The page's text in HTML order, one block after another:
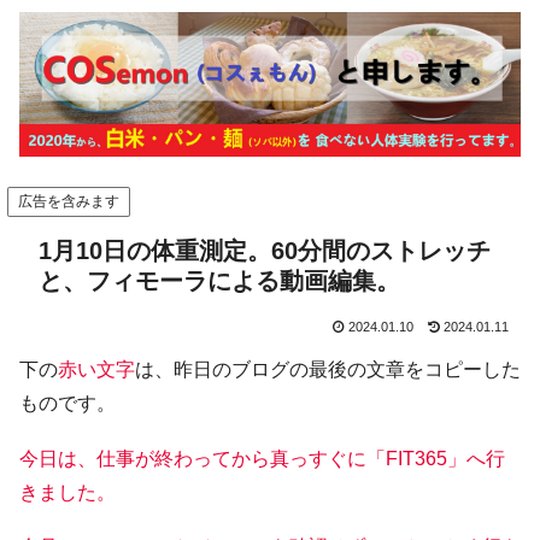
広告を含みます
1月10日の体重測定。60分間のストレッチ
と、フィモーラによる動画編集。
2024.01.10 2024.01.11
下の赤い文字は、昨日のブログの最後の文章をコピーした
ものです。
今日は、仕事が終わってから真っすぐに「FIT365」へ行
きました。